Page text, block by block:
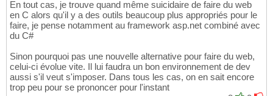
En tout cas, je trouve quand même suicidaire de faire du web
en C alors qu'il y a des outils beaucoup plus appropriés pour le
faire, je pense notamment au framework asp.net combiné avec
du C#
Sinon pourquoi pas une nouvelle alternative pour faire du web,
celui-ci évolue vite. Il lui faudra un bon environnement de dev
aussi s'il veut s'imposer. Dans tous les cas, on en sait encore
trop peu pour se prononcer pour l'instant